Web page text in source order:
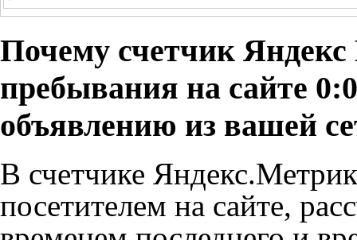
Почему счетчик
пребывания на сайте
объявлению из вашей
В счетчике
посетителем на сайте,